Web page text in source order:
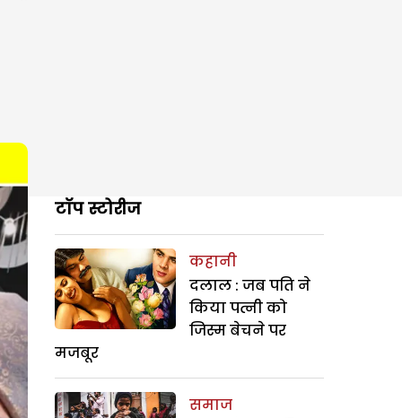
टॉप स्टोरीज
कहानी
दलाल : जब पति ने
किया पत्नी को
जिस्म बेचने पर
मजबूर
समाज